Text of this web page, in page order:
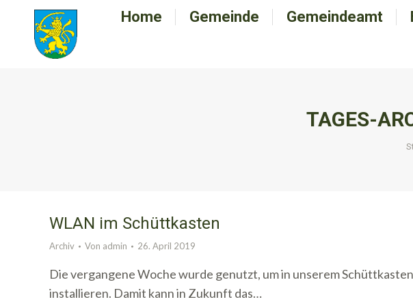
Home Gemeinde Gemeindeamt
TAGES-
WLAN im Schüttkasten
Archiv Von admin 26. April 2019
Die vergangene Woche wurde genutzt, um in unserem
installieren. Damit kann in Zukunft das…
Home Gemeinde Gemeindeamt